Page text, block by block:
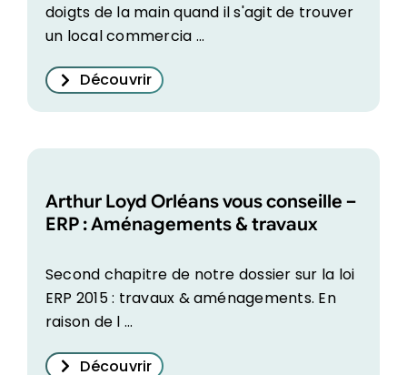
doigts de la main quand il s'agit de trouver
un local commercia ...
Découvrir
Arthur Loyd Orléans vous conseille –
ERP : Aménagements & travaux
Second chapitre de notre dossier sur la loi
ERP 2015 : travaux & aménagements. En
raison de l ...
Découvrir